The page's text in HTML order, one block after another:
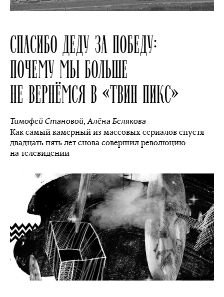
СПАСИБО ДЕДУ ЗА ПОБЕДУ:
ПОЧЕМУ МЫ БОЛЬШЕ
НЕ ВЕРНЁМСЯ В «ТВИН ПИКС»
Тимофей Становой,Алёна Белякова
Как самый камерный из массовых сериалов спустя
двадцать пять лет снова совершил революцию
на телевидении